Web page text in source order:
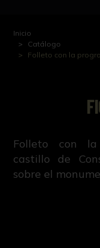
Inicio
Catálogo
Folleto con la
Folleto con
castillo de
sobre el